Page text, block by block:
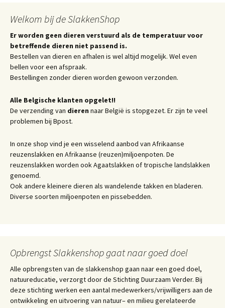
Welkom bij de SlakkenShop
Er worden geen dieren verstuurd als de temperatuur voor
betreffende dieren niet passend is.
Bestellen van dieren en afhalen is wel altijd mogelijk. Wel even
bellen voor een afspraak.
Bestellingen zonder dieren worden gewoon verzonden.
Alle Belgische klanten opgelet!!
De verzending van dieren naar België is stopgezet. Er zijn te veel
problemen bij Bpost.
In onze shop vind je een wisselend aanbod van Afrikaanse
reuzenslakken en Afrikaanse (reuzen)miljoenpoten. De
reuzenslakken worden ook Agaatslakken of tropische landslakken
genoemd.
Ook andere kleinere dieren als wandelende takken en bladeren.
Diverse soorten miljoenpoten en pissebedden.
Opbrengst Slakkenshop gaat naar goed doel
Alle opbrengsten van de slakkenshop gaan naar een goed doel,
natuureducatie, verzorgt door de Stichting Duurzaam Verder. Bij
deze stichting werken een aantal medewerkers/vrijwilligers aan de
ontwikkeling en uitvoering van natuur– en milieu gerelateerde